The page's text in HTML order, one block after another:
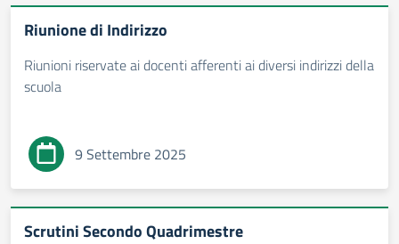
Riunione di Indirizzo
Riunioni riservate ai docenti afferenti ai diversi indirizzi della
scuola
9 Settembre 2025
Scrutini Secondo Quadrimestre